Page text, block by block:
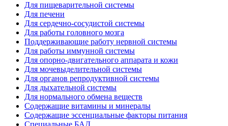
Для пищеварительной системы
Для печени
Для сердечно-сосудистой системы
Для работы головного мозга
Поддерживающие работу нервной системы
Для работы иммунной системы
Для опорно-двигательного аппарата и кожи
Для мочевыделительной системы
Для органов репродуктивной системы
Для дыхательной системы
Для нормального обмена веществ
Содержащие витамины и минералы
Содержащие эссенциальные факторы питания
Специальные БАД